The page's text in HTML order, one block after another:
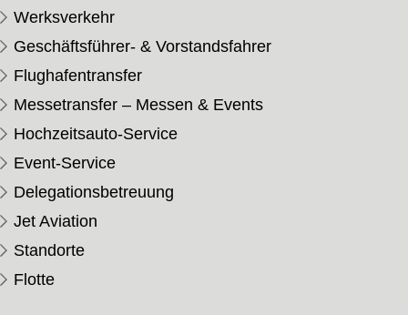
Werksverkehr
Geschäftsführer- & Vorstandsfahrer
Flughafentransfer
Messetransfer – Messen & Events
Hochzeitsauto-Service
Event-Service
Delegationsbetreuung
Jet Aviation
Standorte
Flotte